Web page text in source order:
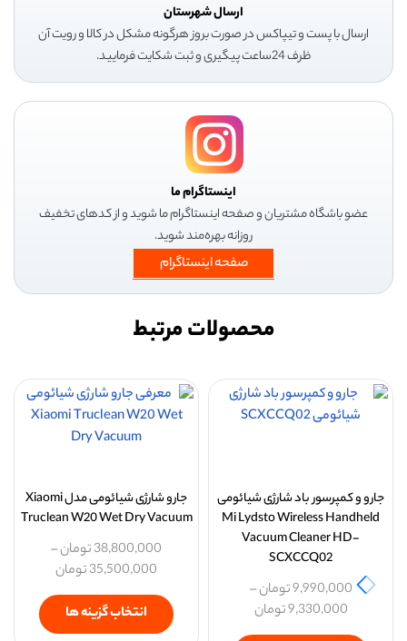
ارسال شهرستان
ارسال با پست و تیپاکس در صورت بروز هرگونه مشکل در کالا و رویت آن
ظرف 24ساعت پیگیری و ثبت شکایت فرمایید.
اینستاگرام ما
عضو باشگاه مشتریان و صفحه اینستاگرام ما شوید و از کدهای تخفیف
روزانه بهره‌مند شوید.
صفحه اینستاگرام
محصولات مرتبط
جارو و کمپرسور باد شارژی شیائومی
Mi Lydsto Wireless Handheld
Vacuum Cleaner HD-
SCXCCQ02
9,990,000تومان–
9,330,000تومان
جارو شارژی شیائومی مدل Xiaomi
Truclean W20 Wet Dry Vacuum
38,800,000تومان–
35,500,000تومان
انتخاب گزینه ها